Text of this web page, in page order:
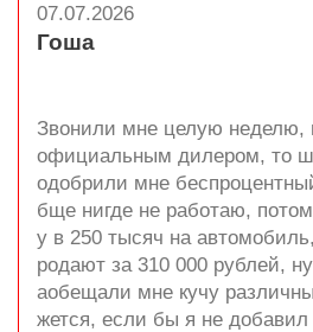
07.07.2026
Гоша
Звонили мне целую неделю,
официальным дилером, то
одобрили мне
бще нигде не работаю,
у в 250 тысяч на
родают за 310 000 рублей,
аобещали мне кучу
жется, если бы я не